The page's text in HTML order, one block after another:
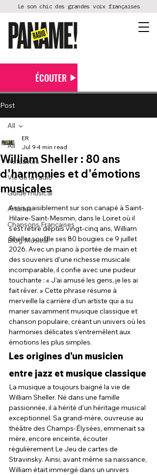
Le son chic des grandes voix françaises
ÉCOUTER
Post
All
Actualités
Vie de la radio
Guide musical
Artistes
Chansons Françaises
Blog Musical
All
William Sheller : 80 ans
d'harmonies et d'émotions
musicales
ER
Jul 9 4 min read
Assis paisiblement sur son canapé à Saint-
Hilaire-Saint-Mesmin, dans le Loiret où il
s'est retiré depuis vingt-cinq ans, William
Sheller souffle ses 80 bougies ce 9 juillet
2026. Avec un piano à portée de main et
des souvenirs d'une richesse musicale
incomparable, il confie avec une pudeur
touchante : « J'ai amusé les gens, je les ai
fait rêver. » Cette phrase résume à
merveille la carrière d'un artiste qui a su
marier savamment musique classique et
chanson populaire, créant un univers où les
harmonies délicates s'entremêlent aux
émotions les plus simples.
Les origines d'un musicien
entre jazz et musique classique
La musique a toujours baigné la vie de
William Sheller. Né dans une famille
passionnée, il a hérité d'un héritage musical
exceptionnel. Sa grand-mère, ouvreuse au
théâtre des Champs-Élysées, emmenait sa
mère, encore enceinte, écouter
régulièrement Le Jeu de cartes de
Stravinsky. Ainsi, avant même sa naissance,
William était immergé dans un univers